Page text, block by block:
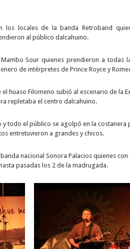
los locales de la banda Retroband
al público dalcahuino.
Sour quienes prendieron a todas
de intérpretes de Prince Royce y
huaso Filomeno subió al escenario de la
repletaba el centro dalcahuino.
todo el público se agolpó en la costanera
entretuvieron a grandes y chicos.
nacional Sonora Palacios quienes
pasadas los 2 de la madrugada.